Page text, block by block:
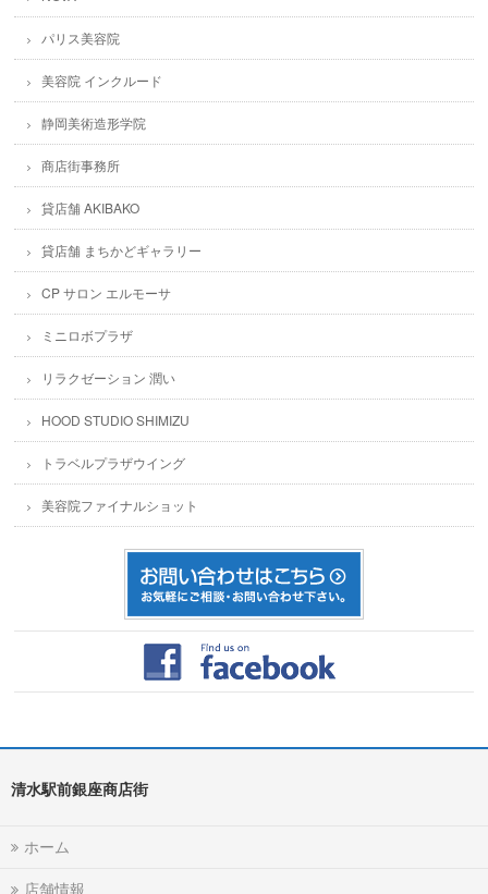
パリス美容院
美容院 インクルード
静岡美術造形学院
商店街事務所
貸店舗 AKIBAKO
貸店舗 まちかどギャラリー
CP サロン エルモーサ
ミニロボプラザ
リラクゼーション 潤い
HOOD STUDIO SHIMIZU
トラベルプラザウイング
美容院ファイナルショット
清水駅前銀座商店街
ホーム
店舗情報